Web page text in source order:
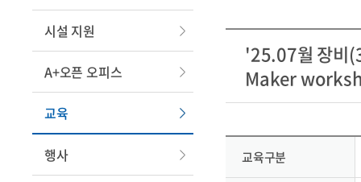
시설 지원
A+오픈 오피스
교육
행사
'25.07월 장비
Maker
교육구분